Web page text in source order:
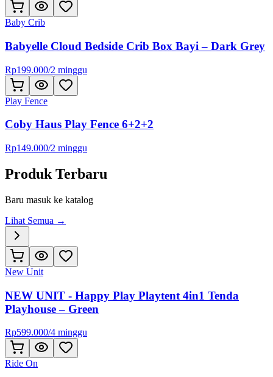
Baby Crib
Babyelle Cloud Bedside Crib Box Bayi – Dark Grey
Rp199.000/2 minggu
Play Fence
Coby Haus Play Fence 6+2+2
Rp149.000/2 minggu
Produk Terbaru
Baru masuk ke katalog
Lihat Semua →
New Unit
NEW UNIT - Happy Play Playtent 4in1 Tenda
Playhouse – Green
Rp599.000/4 minggu
Ride On